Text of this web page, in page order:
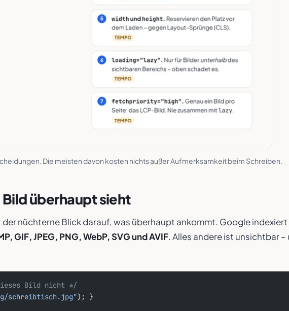
Die meisten davon kosten nichts außer Aufmerksamkeit beim Schreiben.
überhaupt sieht
nüchterne Blick darauf, was überhaupt ankommt. Google indexiert
GIF, JPEG, PNG, WebP, SVG und AVIF. Alles andere ist unsichtbar –
Bild nicht */
schreibtisch.jpg"); }